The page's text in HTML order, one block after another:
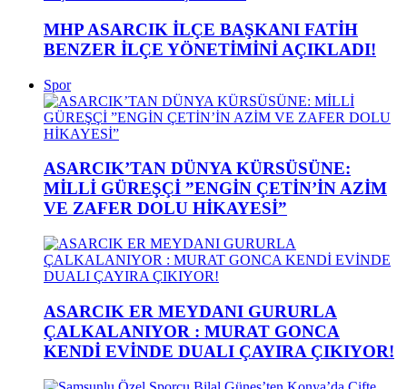
MHP ASARCIK İLÇE BAŞKANI FATİH
BENZER İLÇE YÖNETİMİNİ AÇIKLADI!
Spor
ASARCIK’TAN DÜNYA KÜRSÜSÜNE:
MİLLİ GÜREŞÇİ ”ENGİN ÇETİN’İN AZİM
VE ZAFER DOLU HİKAYESİ”
ASARCIK ER MEYDANI GURURLA
ÇALKALANIYOR : MURAT GONCA
KENDİ EVİNDE DUALI ÇAYIRA ÇIKIYOR!